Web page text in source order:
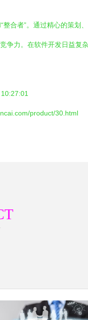
合者”。通过精心的策
力。在软件开发日益复
product/30.html